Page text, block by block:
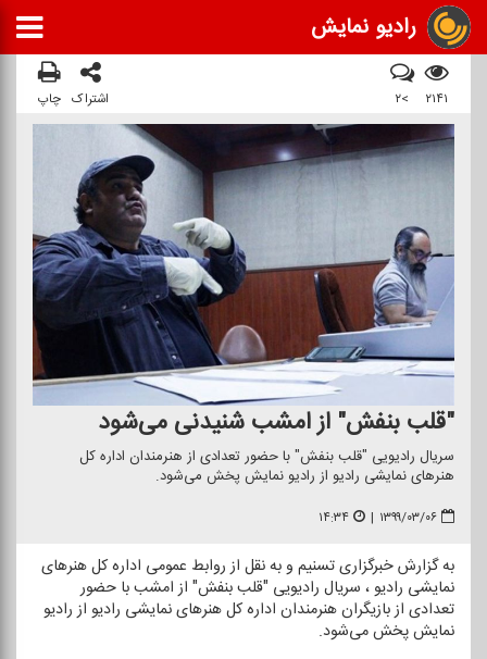
رادیو نمایش
۲۱۴۱ >۲ اشتراک چاپ
"قلب بنفش" از امشب شنیدنی می‌شود
سریال رادیویی "قلب بنفش" با حضور تعدادی از هنرمندان اداره كل
هنرهای نمایشی رادیو از رادیو نمایش پخش می‌شود.
۱۳۹۹/۰۳/۰۶ | ۱۴:۳۴
به گزارش خبرگزاری تسنیم و به نقل از روابط عمومی اداره كل هنرهای
نمایشی رادیو ، سریال رادیویی "قلب بنفش" از امشب با حضور
تعدادی از بازیگران هنرمندان اداره كل هنرهای نمایشی رادیو از رادیو
نمایش پخش می‌شود.